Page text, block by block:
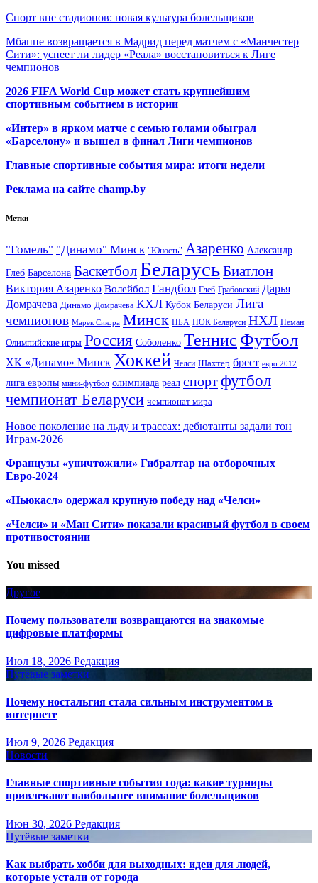
Спорт вне стадионов: новая культура болельщиков
Мбаппе возвращается в Мадрид перед матчем с «Манчестер
Сити»: успеет ли лидер «Реала» восстановиться к Лиге
чемпионов
2026 FIFA World Cup может стать крупнейшим
спортивным событием в истории
«Интер» в ярком матче с семью голами обыграл
«Барселону» и вышел в финал Лиги чемпионов
Главные спортивные события мира: итоги недели
Реклама на сайте champ.by
Метки
"Гомель" "Динамо" Минск "Юность" Азаренко Александр
Глеб Барселона Баскетбол БеларусьБиатлон
Виктория Азаренко Волейбол Гандбол Глеб Грабовский Дарья
Домрачева Динамо Домрачева КХЛ Кубок Беларуси Лига
чемпионов Марек Сикора Минск НБА НОК Беларуси НХЛ Неман
Олимпийские игры Россия Соболенко Теннис Футбол
ХК «Динамо» Минск Хоккей Челси Шахтер брест евро 2012
лига европы мини-футбол олимпиада реал спортфутбол
чемпионат Беларуси чемпионат мира
Новое поколение на льду и трассах: дебютанты задали тон
Играм-2026
Французы «уничтожили» Гибралтар на отборочных
Евро-2024
«Ньюкасл» одержал крупную победу над «Челси»
«Челси» и «Ман Сити» показали красивый футбол в своем
противостоянии
You missed
Другое
Почему пользователи возвращаются на знакомые
цифровые платформы
Июл 18, 2026 Редакция
Путёвые заметки
Почему ностальгия стала сильным инструментом в
интернете
Июл 9, 2026 Редакция
Новости
Главные спортивные события года: какие турниры
привлекают наибольшее внимание болельщиков
Июн 30, 2026 Редакция
Путёвые заметки
Как выбрать хобби для выходных: идеи для людей,
которые устали от города